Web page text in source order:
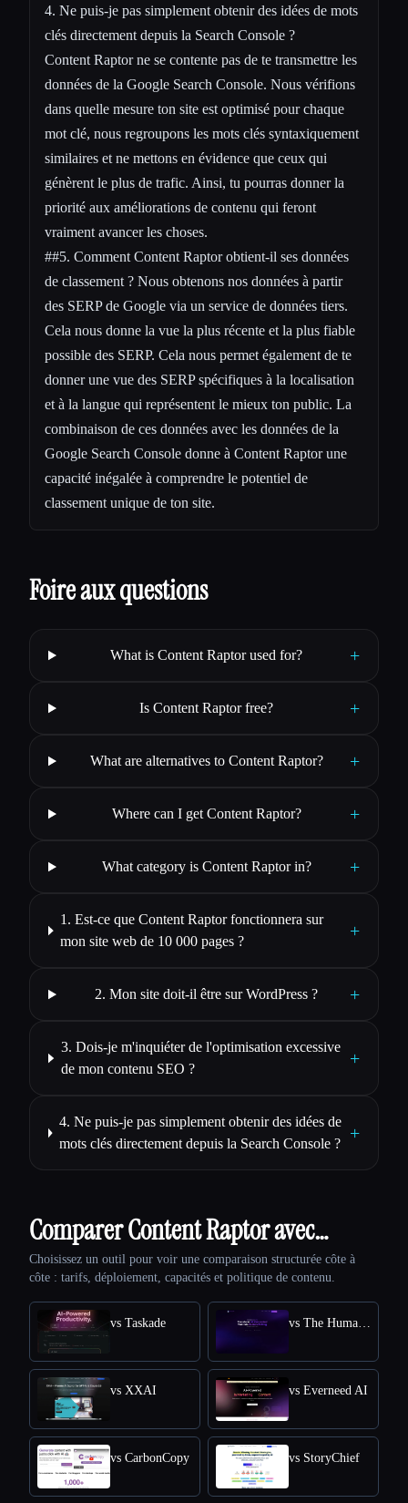
4. Ne puis-je pas simplement obtenir des idées de mots
clés directement depuis la Search Console ?
Content Raptor ne se contente pas de te transmettre les
données de la Google Search Console. Nous vérifions
dans quelle mesure ton site est optimisé pour chaque
mot clé, nous regroupons les mots clés syntaxiquement
similaires et ne mettons en évidence que ceux qui
génèrent le plus de trafic. Ainsi, tu pourras donner la
priorité aux améliorations de contenu qui feront
vraiment avancer les choses.
##5. Comment Content Raptor obtient-il ses données
de classement ? Nous obtenons nos données à partir
des SERP de Google via un service de données tiers.
Cela nous donne la vue la plus récente et la plus fiable
possible des SERP. Cela nous permet également de te
donner une vue des SERP spécifiques à la localisation
et à la langue qui représentent le mieux ton public. La
combinaison de ces données avec les données de la
Google Search Console donne à Content Raptor une
capacité inégalée à comprendre le potentiel de
classement unique de ton site.
Foire aux questions
What is Content Raptor used for? +
Is Content Raptor free? +
What are alternatives to Content Raptor? +
Where can I get Content Raptor? +
What category is Content Raptor in? +
1. Est-ce que Content Raptor fonctionnera sur
mon site web de 10 000 pages ?
+
2. Mon site doit-il être sur WordPress ? +
3. Dois-je m'inquiéter de l'optimisation excessive
de mon contenu SEO ?
+
4. Ne puis-je pas simplement obtenir des idées de
mots clés directement depuis la Search Console ?
+
Comparer Content Raptor avec…
Choisissez un outil pour voir une comparaison structurée côte à
côte : tarifs, déploiement, capacités et politique de contenu.
vs Taskade vs The Humanize Ai Pro
vs XXAI vs Everneed AI
vs CarbonCopy vs StoryChief